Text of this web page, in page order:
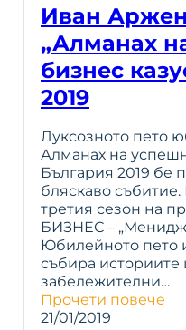
Иван
„Алманах
бизнес
2019
Луксозното пето
Алманах на
България 2019 бе
бляскаво
третия сезон на
БИЗНЕС –
Юбилейното пето
събира историите
забележителни…
Прочети повече
21/01/2019